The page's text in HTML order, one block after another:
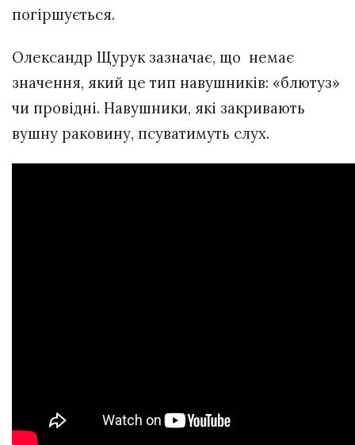
погіршується.
Олександр Щурук зазначає, що немає
значення, який це тип навушників: «блютуз»
чи провідні. Навушники, які закривають
вушну раковину, псуватимуть слух.